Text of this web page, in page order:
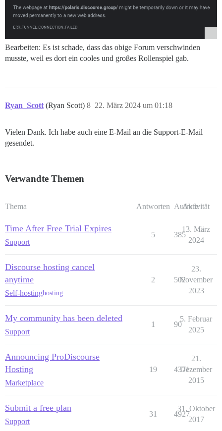
Bearbeiten: Es ist schade, dass das obige Forum verschwinden
musste, weil es dort ein cooles und großes Rollenspiel gab.
Ryan_Scott (Ryan Scott) 22. März 2024 um 01:18
8
Vielen Dank. Ich habe auch eine E-Mail an die Support-E-Mail
gesendet.
Verwandte Themen
Thema Antworten Aufrufe
Aktivität
Time After Free Trial Expires
Support
5 385
13. März
2024
Discourse hosting cancel
anytime
Self-hostinghosting
2 502
23.
November
2023
My community has been deleted
Support
1 90
5. Februar
2025
Announcing ProDiscourse
Hosting
Marketplace
19 4371
21.
Dezember
2015
Submit a free plan
Support
31 4927
31. Oktober
2017